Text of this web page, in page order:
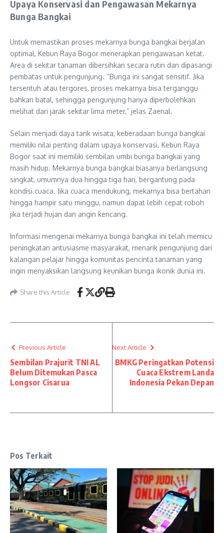
Upaya Konservasi dan Pengawasan Mekarnya
Bunga Bangkai
Untuk memastikan proses mekarnya bunga bangkai berjalan
optimal, Kebun Raya Bogor menerapkan pengawasan ketat.
Area di sekitar tanaman dibersihkan secara rutin dan dipasangi
pembatas untuk pengunjung. “Bunga ini sangat sensitif. Jika
tersentuh atau tergores, proses mekarnya bisa terganggu
bahkan batal, sehingga pengunjung hanya diperbolehkan
melihat dari jarak sekitar lima meter,” jelas Zaenal.
Selain menjadi daya tarik wisata, keberadaan bunga bangkai
memiliki nilai penting dalam upaya konservasi. Kebun Raya
Bogor saat ini memiliki sembilan umbi bunga bangkai yang
masih hidup. Mekarnya bunga bangkai biasanya berlangsung
singkat, umumnya dua hingga tiga hari, bergantung pada
kondisi cuaca. Jika cuaca mendukung, mekarnya bisa bertahan
hingga hampir satu minggu, namun dapat lebih cepat roboh
jika terjadi hujan dan angin kencang.
Informasi mengenai mekarnya bunga bangkai ini telah memicu
peningkatan antusiasme masyarakat, menarik pengunjung dari
kalangan pelajar hingga komunitas pencinta tanaman yang
ingin menyaksikan langsung keunikan bunga ikonik dunia ini.
Share this Article
Previous Article
Sembilan Prajurit TNI AL
Belum Ditemukan Pasca
Longsor Cisarua
Next Article
BMKG Peringatkan Potensi
Cuaca Ekstrem Landa
Indonesia Pekan Depan
Pos Terkait